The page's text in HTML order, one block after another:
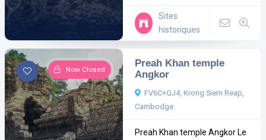
Sites
historiques
Now Closed
Preah Khan temple
Angkor
FV6C+QJ4, Krong Siem Reap,
Cambodge
Preah Khan temple Angkor Le